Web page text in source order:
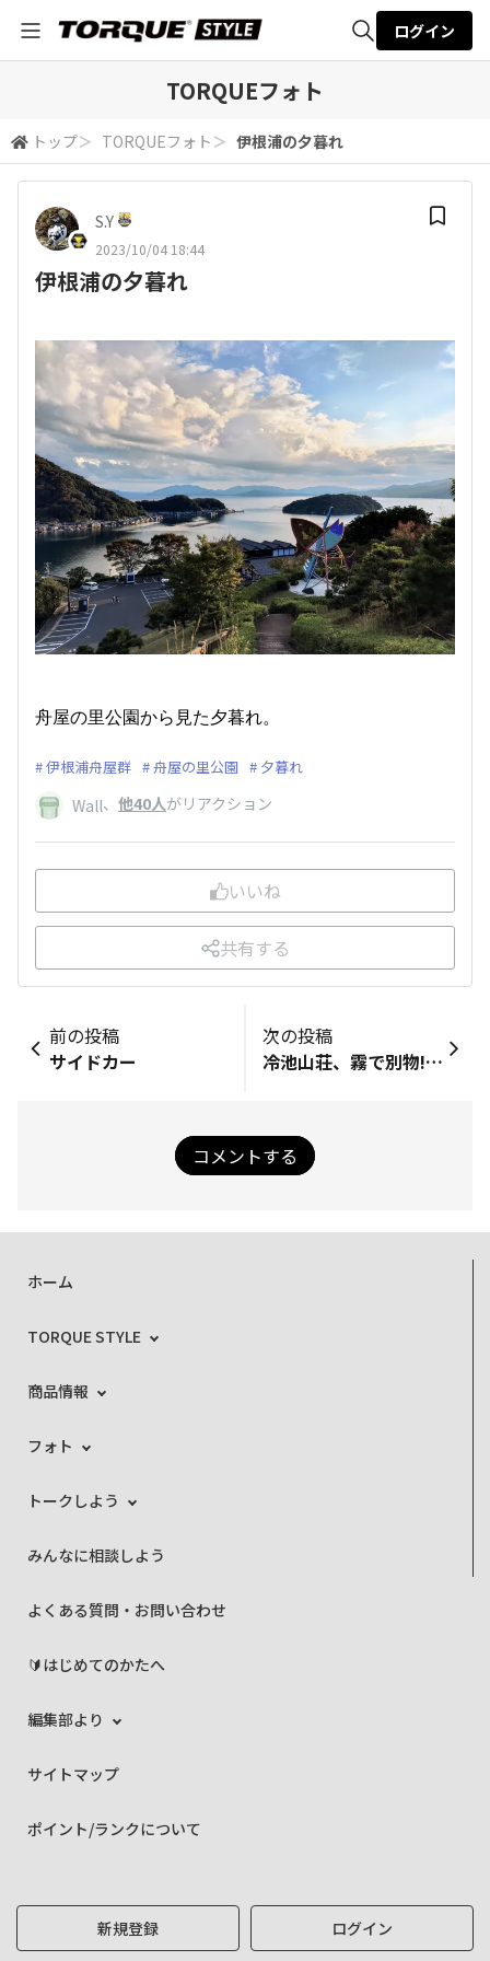
検索
ログイン
TORQUEフォト
トップ＞ TORQUEフォト ＞ 伊根浦の夕暮れ
S.Y
2023/10/04 18:44
伊根浦の夕暮れ
舟屋の里公園から見た夕暮れ。
伊根浦舟屋群 舟屋の里公園 夕暮れ
Wall、 他40人がリアクション
いいね
共有する
前の投稿
サイドカー
次の投稿
冷池山荘、霧で別物!明日は、鹿島槍へ
コメントする
ホーム
TORQUE STYLE
商品情報
フォト
トークしよう
みんなに相談しよう
よくある質問・お問い合わせ
🔰はじめてのかたへ
編集部より
サイトマップ
ポイント/ランクについて
新規登録 ログイン